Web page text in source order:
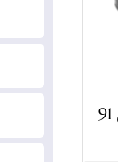
حشية خزان المرحاض 91